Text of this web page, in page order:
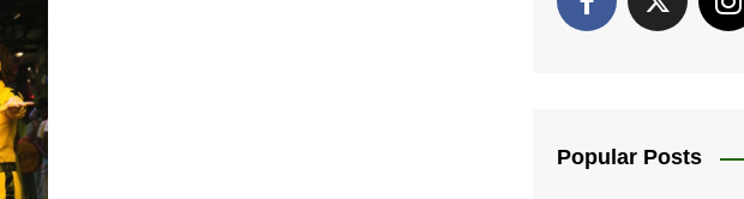
Popular Posts